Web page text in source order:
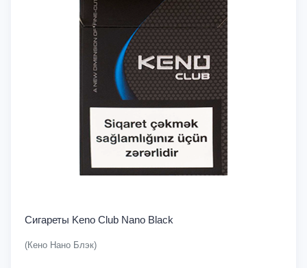
Сигареты Keno Club Nano Black
(Кено Нано Блэк)